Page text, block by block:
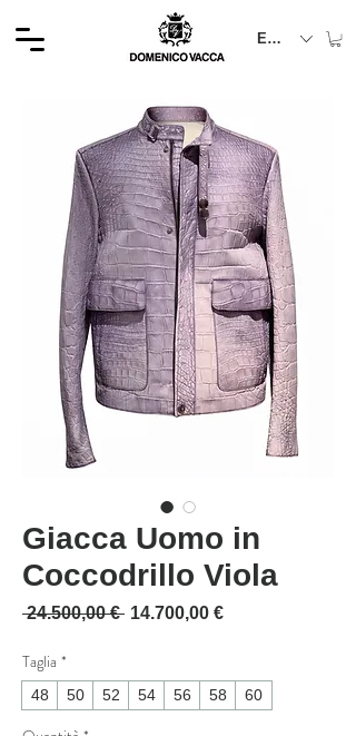
EUR (€)
Giacca Uomo in
Coccodrillo Viola
24.500,00 € Prezzo regolare
14.700,00 €Prezzo scontato
Taglia *
48 50 52 54 56 58 60